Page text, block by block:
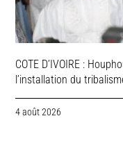
COTE D’IVOIRE :
l’installation du
4 août 2026